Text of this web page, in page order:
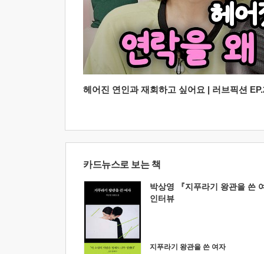
헤어진 연인과 재회하고 싶어요 | 러브픽션
카드뉴스로 보는 책
박상영 『지푸라기 왕관을 쓴
인터뷰
지푸라기 왕관을 쓴 여자